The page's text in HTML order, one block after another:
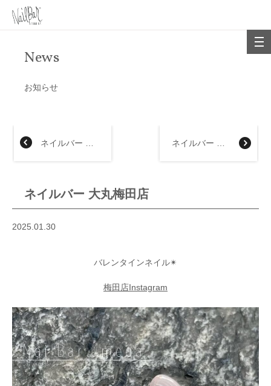
News
お知らせ
ネイルバー 大丸梅田店
2025.01.30
バレンタインネイル✴︎
梅田店Instagram